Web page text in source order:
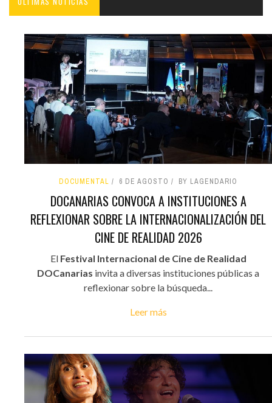
DOCUMENTAL 6 DE AGOSTO BY LAGENDARIO
DOCANARIAS CONVOCA A INSTITUCIONES A
REFLEXIONAR SOBRE LA INTERNACIONALIZACIÓN DEL
CINE DE REALIDAD 2026
El Festival Internacional de Cine de Realidad
DOCanarias invita a diversas instituciones públicas a
reflexionar sobre la búsqueda...
Leer más